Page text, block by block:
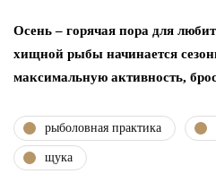
Осень – горячая пора для
хищной рыбы начинается
максимальную активность,
рыболовная практика
щука